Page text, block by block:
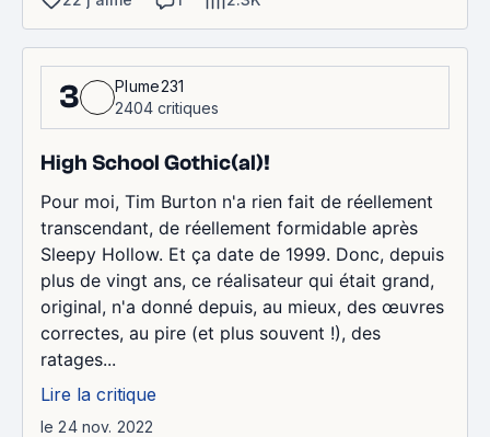
3
Plume231
2404 critiques
High School Gothic(al)!
Pour moi, Tim Burton n'a rien fait de réellement
transcendant, de réellement formidable après
Sleepy Hollow. Et ça date de 1999. Donc, depuis
plus de vingt ans, ce réalisateur qui était grand,
original, n'a donné depuis, au mieux, des œuvres
correctes, au pire (et plus souvent !), des
ratages...
Lire la critique
le 24 nov. 2022